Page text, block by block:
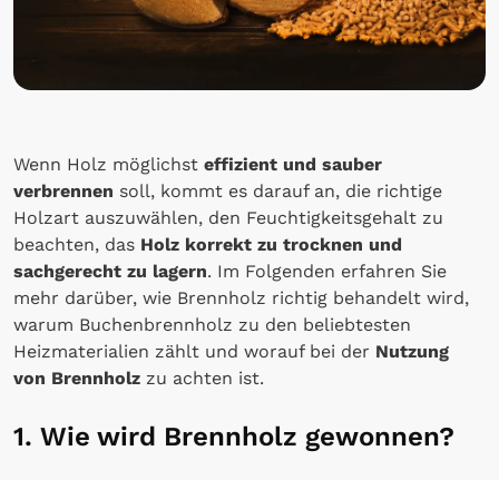
Wenn Holz möglichst effizient und sauber
verbrennen soll, kommt es darauf an, die richtige
Holzart auszuwählen, den Feuchtigkeitsgehalt zu
beachten, das Holz korrekt zu trocknen und
sachgerecht zu lagern. Im Folgenden erfahren Sie
mehr darüber, wie Brennholz richtig behandelt wird,
warum Buchenbrennholz zu den beliebtesten
Heizmaterialien zählt und worauf bei der Nutzung
von Brennholz zu achten ist.
1. Wie wird Brennholz gewonnen?